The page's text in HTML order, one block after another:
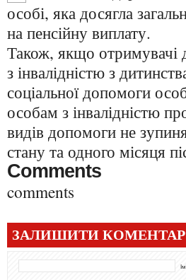
особі, яка досягла
на пенсійну виплату.
Також, якщо отримувачі
з інвалідністю з
соціальної допомоги
особам з інвалідністю
видів допомоги не
стану та одного місяця
Comments
comments
ЗАЛИШИТИ КОМЕНТАР